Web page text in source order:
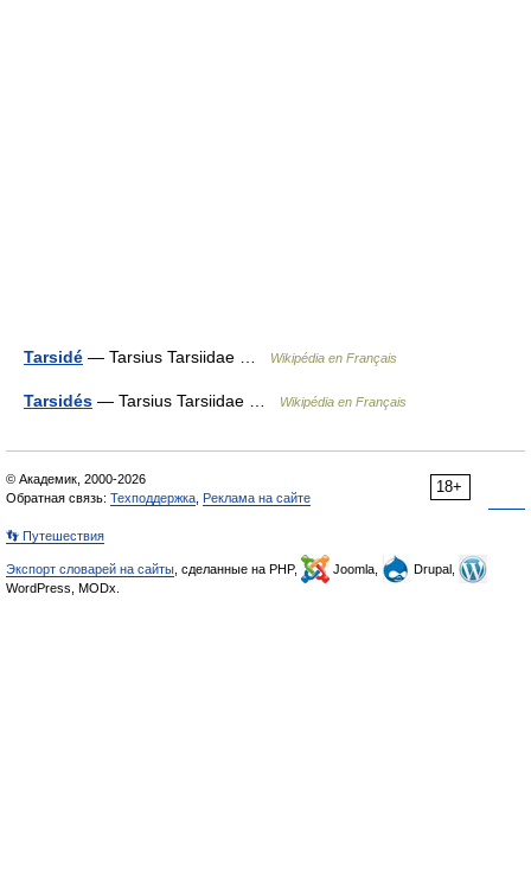
Tarsidé — Tarsius Tarsiidae … Wikipédia en Français
Tarsidés — Tarsius Tarsiidae … Wikipédia en Français
18+
© Академик, 2000-2026
Обратная связь: Техподдержка Реклама на сайте
👣 Путешествия
Экспорт словарей на сайты , сделанные на PHP, Joomla,
Drupal,
WordPress, MODx.